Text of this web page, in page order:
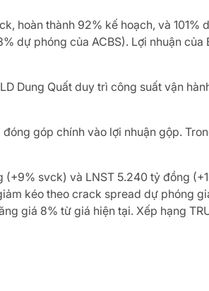
hoàn thành 92% kế hoạch, và 101%
dự phóng của ACBS). Lợi nhuận của
Dung Quất duy trì công suất vận
góp chính vào lợi nhuận gộp.
svck) và LNST 5.240 tỷ đồng
kéo theo crack spread dự phóng
giá 8% từ giá hiện tại. Xếp hạng